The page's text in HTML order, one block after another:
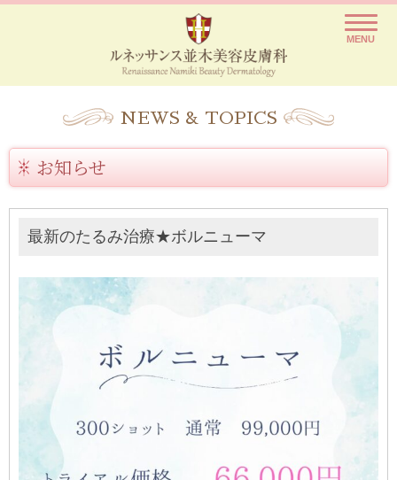
ルネッサンス並木美容皮膚科
レーザー脱毛や医療脱毛を痛いと思っていませんか？
NEWS & TOPICS
お知らせ
最新のたるみ治療★ボルニューマ
MENU